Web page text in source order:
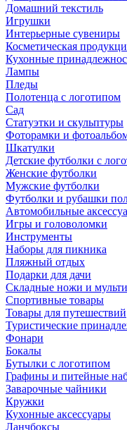
Домашний текстиль
Игрушки
Интерьерные сувениры
Косметическая
Кухонные
Лампы
Пледы
Полотенца с логотипом
Сад
Статуэтки и скульптуры
Фоторамки и
Шкатулки
Детские футболки с
Женские футболки
Мужские футболки
Футболки и рубашки
Автомобильные
Игры и головоломки
Инструменты
Наборы для пикника
Пляжный отдых
Подарки для дачи
Складные ножи и
Спортивные товары
Товары для путешествий
Туристические
Фонари
Бокалы
Бутылки с логотипом
Графины и питейные
Заварочные чайники
Кружки
Кухонные аксессуары
Ланчбоксы